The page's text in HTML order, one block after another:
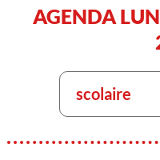
AGENDA
scolaire